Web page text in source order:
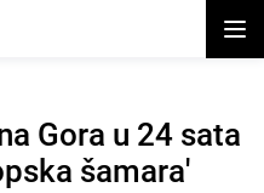
Gora u 24 sata
šamara'